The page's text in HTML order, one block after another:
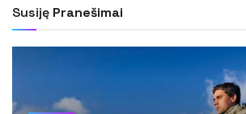
Susiję Pranešimai